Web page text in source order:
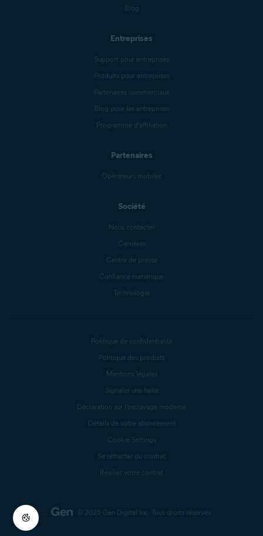
Blog
Entreprises
Support pour entreprises
Produits pour entreprises
Partenaires commerciaux
Blog pour les entreprises
Programme d’affiliation
Partenaires
Opérateurs mobiles
Société
Nous contacter
Carrières
Centre de presse
Confiance numérique
Technologie
© 2025 Gen Digital Inc. Tous droits réservés.
Politique de confidentialité
Politique des produits
Mentions légales
Signaler une faille
Déclaration sur l’esclavage moderne
Détails de votre abonnement
Cookie Settings
Se rétracter du contrat
Résilier votre contrat